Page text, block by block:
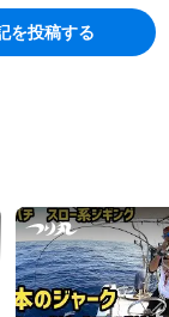
を投稿する